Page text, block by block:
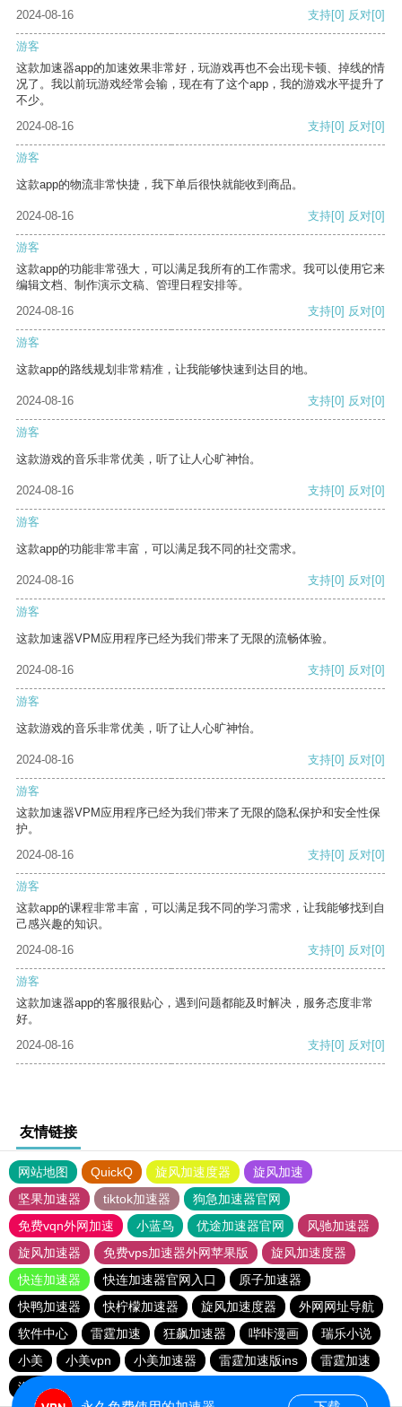
2024-08-16 支持[0] 反对[0]
游客
这款加速器app的加速效果非常好，玩游戏再也不会出现卡顿、掉线的情
况了。我以前玩游戏经常会输，现在有了这个app，我的游戏水平提升了
不少。
2024-08-16
支持[0] 反对[0]
游客
这款app的物流非常快捷，我下单后很快就能收到商品。
2024-08-16 支持[0] 反对[0]
游客
这款app的功能非常强大，可以满足我所有的工作需求。我可以使用它来
编辑文档、制作演示文稿、管理日程安排等。
2024-08-16
支持[0] 反对[0]
游客
这款app的路线规划非常精准，让我能够快速到达目的地。
2024-08-16 支持[0] 反对[0]
游客
这款游戏的音乐非常优美，听了让人心旷神怡。
2024-08-16 支持[0] 反对[0]
游客
这款app的功能非常丰富，可以满足我不同的社交需求。
2024-08-16 支持[0] 反对[0]
游客
这款加速器VPM应用程序已经为我们带来了无限的流畅体验。
2024-08-16 支持[0] 反对[0]
游客
这款游戏的音乐非常优美，听了让人心旷神怡。
2024-08-16 支持[0] 反对[0]
游客
这款加速器VPM应用程序已经为我们带来了无限的隐私保护和安全性保
护。
2024-08-16
支持[0] 反对[0]
游客
这款app的课程非常丰富，可以满足我不同的学习需求，让我能够找到自
己感兴趣的知识。
2024-08-16
支持[0] 反对[0]
游客
这款加速器app的客服很贴心，遇到问题都能及时解决，服务态度非常
好。
2024-08-16
支持[0] 反对[0]
友情链接
网站地图 QuickQ 旋风加速度器
旋风加速
坚果加速器
tiktok加速器
狗急加速器官网
免费vqn外网加速
小蓝鸟 优途加速器官网
风驰加速器
旋风加速器
免费vps加速器外网苹果版
旋风加速度器
快连加速器
快连加速器官网入口
原子加速器
快鸭加速器
快柠檬加速器 旋风加速度器
外网网址导航
软件中心
雷霆加速 狂飙加速器 哔咔漫画
瑞乐小说
小美
小美vpn 小美加速器 雷霆加速版ins
雷霆加速
海鸥加速度